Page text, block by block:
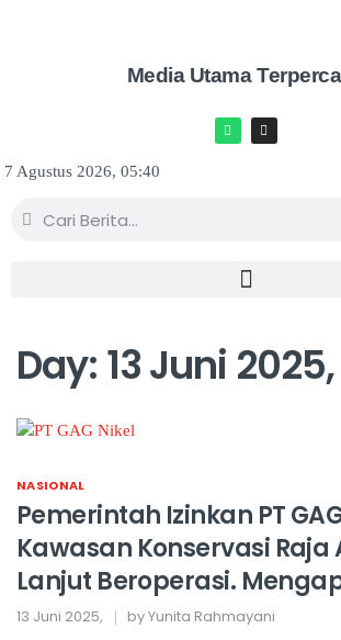
Media Utama
7 Agustus 2026, 05:40
Day: 13 Juni 2025,
NASIONAL
Pemerintah Izinkan PT
Kawasan Konservasi
Lanjut Beroperasi.
13 Juni 2025, by Yunita Rahmayani